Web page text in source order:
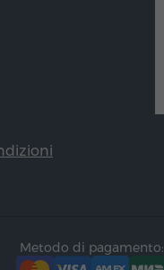
Metodo di pagamento: